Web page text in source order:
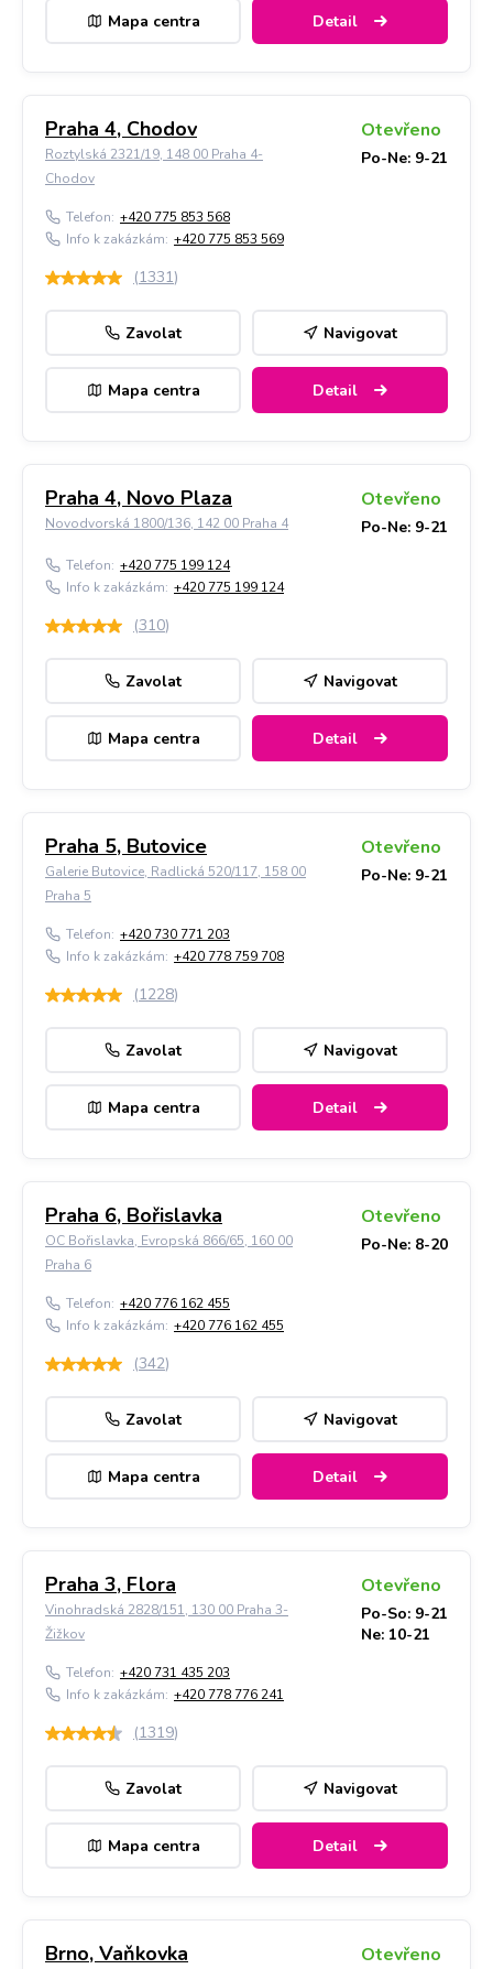
Mapa centra Detail
Praha 4, Chodov
Roztylská 2321/19, 148 00 Praha 4-
Chodov
Otevřeno
Po-Ne: 9-21
Telefon: +420 775 853 568
Info k zakázkám: +420 775 853 569
(1331)
Zavolat Navigovat
Mapa centra Detail
Praha 4, Novo Plaza
Novodvorská 1800/136, 142 00 Praha 4
Otevřeno
Po-Ne: 9-21
Telefon: +420 775 199 124
Info k zakázkám: +420 775 199 124
(310)
Zavolat Navigovat
Mapa centra Detail
Praha 5, Butovice
Galerie Butovice, Radlická 520/117, 158 00
Praha 5
Otevřeno
Po-Ne: 9-21
Telefon: +420 730 771 203
Info k zakázkám: +420 778 759 708
(1228)
Zavolat Navigovat
Mapa centra Detail
Praha 6, Bořislavka
OC Bořislavka, Evropská 866/65, 160 00
Praha 6
Otevřeno
Po-Ne: 8-20
Telefon: +420 776 162 455
Info k zakázkám: +420 776 162 455
(342)
Zavolat Navigovat
Mapa centra Detail
Praha 3, Flora
Vinohradská 2828/151, 130 00 Praha 3-
Žižkov
Otevřeno
Po-So: 9-21
Ne: 10-21
Telefon: +420 731 435 203
Info k zakázkám: +420 778 776 241
(1319)
Zavolat Navigovat
Mapa centra Detail
Brno, Vaňkovka Otevřeno